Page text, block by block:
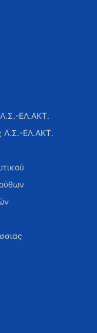
Λ.Σ.-ΕΛ.ΑΚΤ.
Λ.Σ.-ΕΛ.ΑΚΤ.